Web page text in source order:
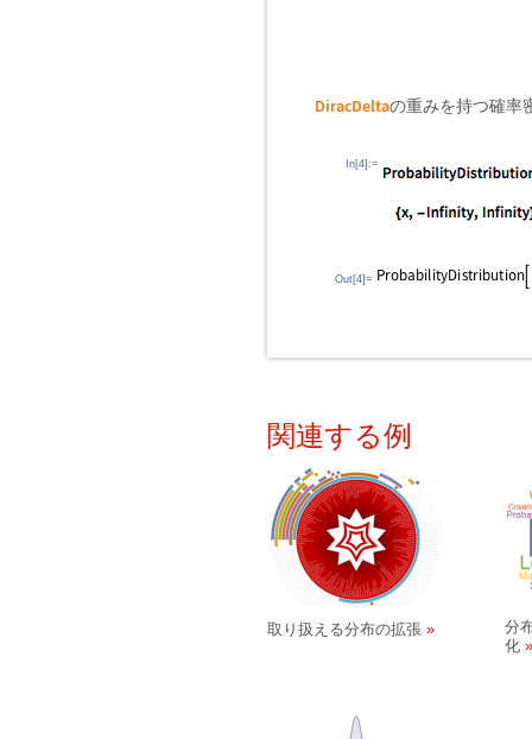
DiracDeltaの重みを持つ確率
In[4]:=
Out[4]=
関連する例
取り扱える分布の拡張
分
化